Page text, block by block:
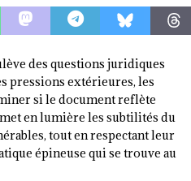
des questions juridiques
pressions extérieures, les
si le document reflète
en lumière les subtilités du
tout en respectant leur
épineuse qui se trouve au